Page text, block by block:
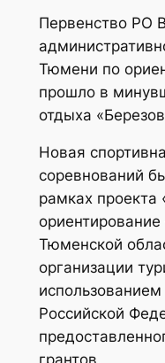
Первенство РО
Тюмени по
прошло в
отдыха
Новая
соревнований
рамках проекта
Тюменской
организации
Российской